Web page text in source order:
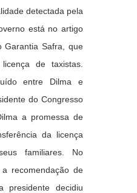
detectada pela
está no artigo
Garantia Safra, que
de taxistas.
entre Dilma e
do Congresso
a promessa de
da licença
familiares. No
recomendação de
presidente decidiu